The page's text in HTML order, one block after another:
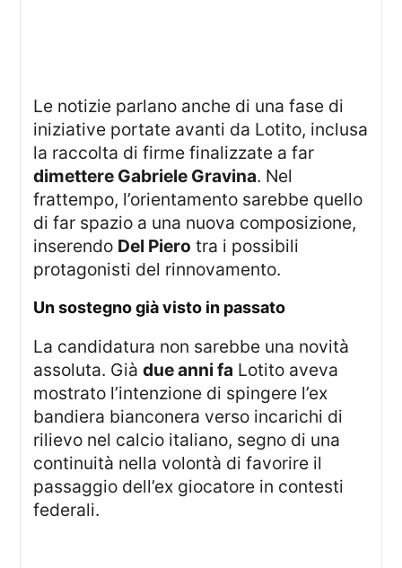
Le notizie parlano anche di una fase di
iniziative portate avanti da Lotito, inclusa
la raccolta di firme finalizzate a far
dimettere Gabriele Gravina. Nel
frattempo, l’orientamento sarebbe quello
di far spazio a una nuova composizione,
inserendo Del Piero tra i possibili
protagonisti del rinnovamento.
un sostegno già visto in passato
La candidatura non sarebbe una novità
assoluta. Giàdue anni fa Lotito aveva
mostrato l’intenzione di spingere l’ex
bandiera bianconera verso incarichi di
rilievo nel calcio italiano, segno di una
continuità nella volontà di favorire il
passaggio dell’ex giocatore in contesti
federali.